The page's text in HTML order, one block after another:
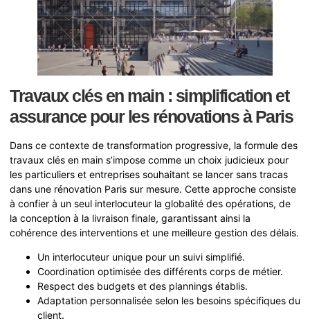
Travaux clés en main : simplification et
assurance pour les rénovations à Paris
Dans ce contexte de transformation progressive, la formule des
travaux clés en main s’impose comme un choix judicieux pour
les particuliers et entreprises souhaitant se lancer sans tracas
dans une rénovation Paris sur mesure. Cette approche consiste
à confier à un seul interlocuteur la globalité des opérations, de
la conception à la livraison finale, garantissant ainsi la
cohérence des interventions et une meilleure gestion des délais.
Un interlocuteur unique pour un suivi simplifié.
Coordination optimisée des différents corps de métier.
Respect des budgets et des plannings établis.
Adaptation personnalisée selon les besoins spécifiques du
client.